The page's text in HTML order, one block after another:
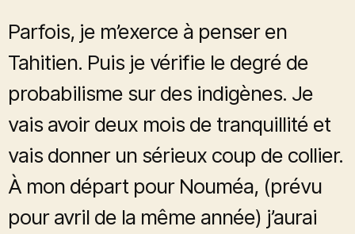
Parfois, je m’exerce à penser en
Tahitien. Puis je vérifie le degré de
probabilisme sur des indigènes. Je
vais avoir deux mois de tranquillité et
vais donner un sérieux coup de collier.
À mon départ pour Nouméa, (prévu
pour avril de la même année) j’aurai